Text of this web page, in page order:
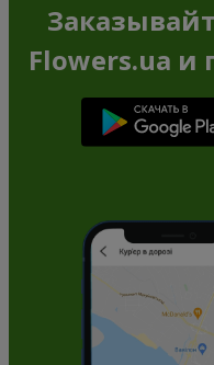
Flowers.ua и